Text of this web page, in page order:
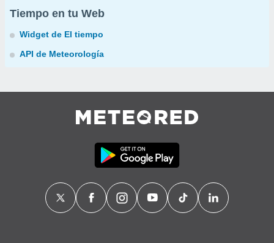
Tiempo en tu Web
Widget de El tiempo
API de Meteorología